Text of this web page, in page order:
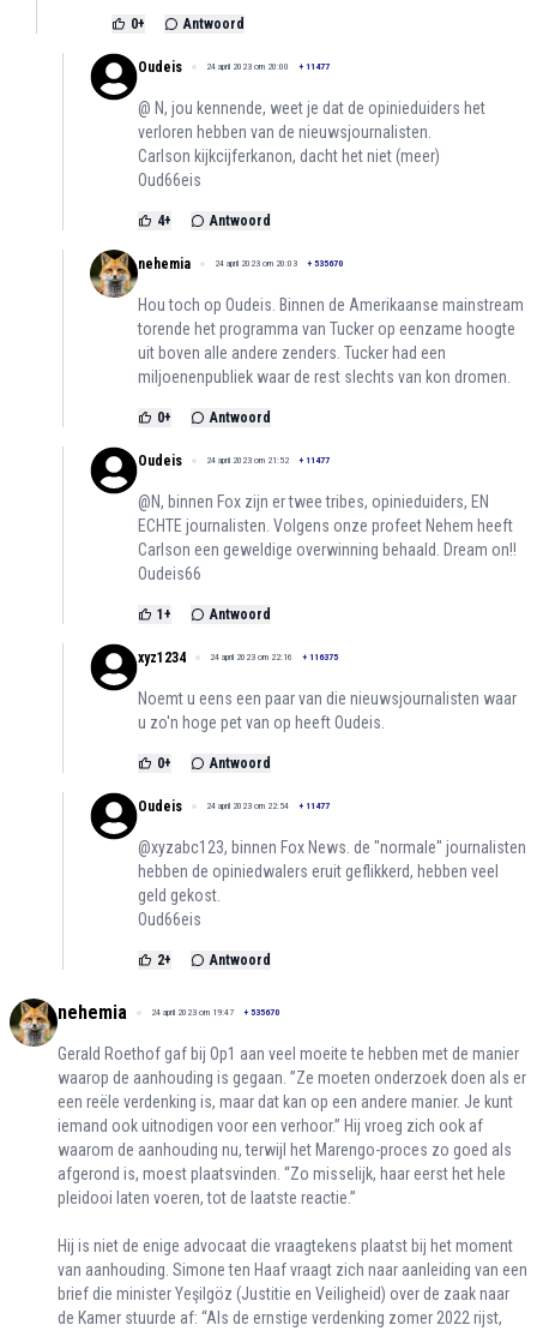
0+ Antwoord
Oudeis 24 april 2023 om 20:00 + 11477
@ N, jou kennende, weet je dat de opinieduiders het
verloren hebben van de nieuwsjournalisten.
Carlson kijkcijferkanon, dacht het niet (meer)
Oud66eis
4+ Antwoord
nehemia 24 april 2023 om 20:03 + 535670
Hou toch op Oudeis. Binnen de Amerikaanse mainstream
torende het programma van Tucker op eenzame hoogte
uit boven alle andere zenders. Tucker had een
miljoenenpubliek waar de rest slechts van kon dromen.
0+ Antwoord
Oudeis 24 april 2023 om 21:52 + 11477
@N, binnen Fox zijn er twee tribes, opinieduiders, EN
ECHTE journalisten. Volgens onze profeet Nehem heeft
Carlson een geweldige overwinning behaald. Dream on!!
Oudeis66
1 + Antwoord
xyz1234 24 april 2023 om 22:16 + 116375
Noemt u eens een paar van die nieuwsjournalisten waar
u zo'n hoge pet van op heeft Oudeis.
0+ Antwoord
Oudeis 24 april 2023 om 22:54 + 11477
@xyzabc123, binnen Fox News. de "normale" journalisten
hebben de opiniedwalers eruit geflikkerd, hebben veel
geld gekost.
Oud66eis
2+ Antwoord
nehemia 24 april 2023 om 19:47 + 535670
Gerald Roethof gaf bij Op1 aan veel moeite te hebben met de manier
waarop de aanhouding is gegaan. ”Ze moeten onderzoek doen als er
een reële verdenking is, maar dat kan op een andere manier. Je kunt
iemand ook uitnodigen voor een verhoor.” Hij vroeg zich ook af
waarom de aanhouding nu, terwijl het Marengo-proces zo goed als
afgerond is, moest plaatsvinden. “Zo misselijk, haar eerst het hele
pleidooi laten voeren, tot de laatste reactie.”
Hij is niet de enige advocaat die vraagtekens plaatst bij het moment
van aanhouding. Simone ten Haaf vraagt zich naar aanleiding van een
brief die minister Yeşilgöz (Justitie en Veiligheid) over de zaak naar
de Kamer stuurde af: “Als de ernstige verdenking zomer 2022 rijst,